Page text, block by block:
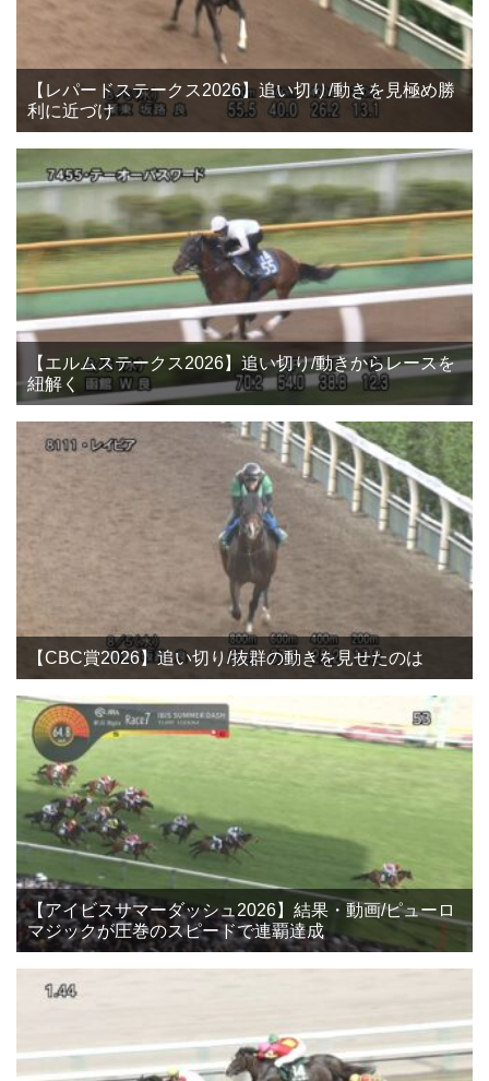
【レパードステークス2026】追い切り/動きを見極め勝
利に近づけ
【エルムステークス2026】追い切り/動きからレースを
紐解く
【CBC賞2026】追い切り/抜群の動きを見せたのは
【アイビスサマーダッシュ2026】結果・動画/ピューロ
マジックが圧巻のスピードで連覇達成